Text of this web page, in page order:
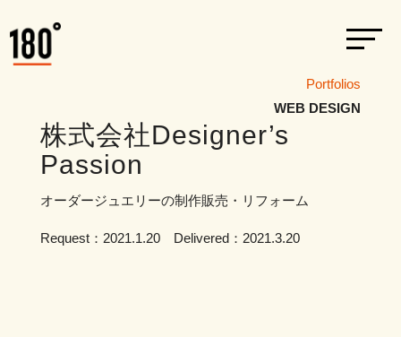
株式会社Designer’s
Passion
オーダージュエリーの制作販売・リフォーム
Request：2021.1.20 Delivered：2021.3.20
Portfolios
WEB DESIGN